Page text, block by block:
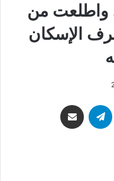
واطلعت من
الإسكان
واتساب تيلقرام